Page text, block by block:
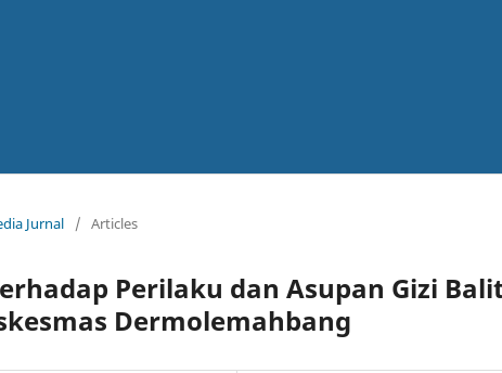
Jurnal / Articles
Perilaku dan Asupan Gizi
Dermolemahbang